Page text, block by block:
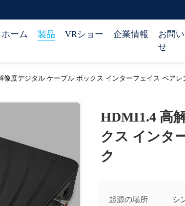
ホーム 製品 VRショー 企業情報
お問
せ
像度デジタル ケーブル ボックス インターフェイス ペアレ
HDMI1.4 高
クス インタ
ク
起源の場所 シ